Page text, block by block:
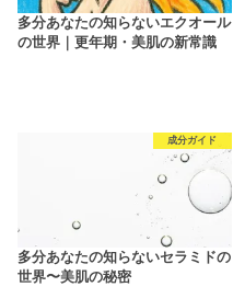
多分あなたの知らないエクオール
の世界｜更年期・美肌の新常識
成分ガイド
多分あなたの知らないセラミドの
世界〜美肌の秘密